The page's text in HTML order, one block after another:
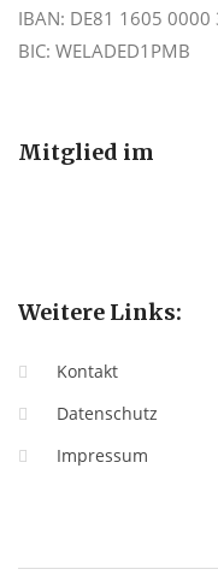
IBAN: DE81 1605
BIC: WELADED1PMB
Mitglied im
Weitere Links:
Kontakt
Datenschutz
Impressum